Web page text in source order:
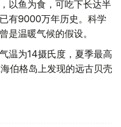
以鱼为食，可吃下长达半
有9000万年历史。科学
是温暖气候的假设。
温为14摄氏度，夏季最高
伯格岛上发现的远古贝壳